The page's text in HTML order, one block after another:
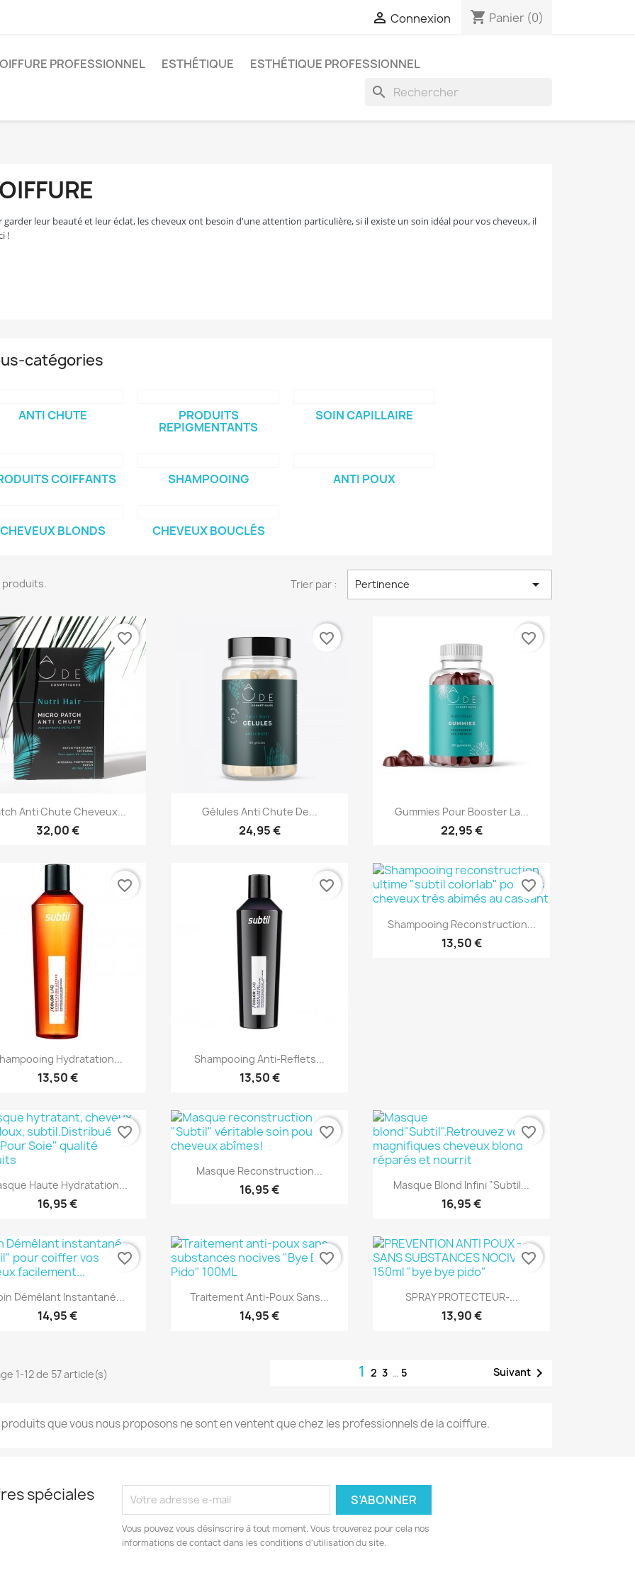
 Connexion shopping_cart Panier (0)
PROFESSIONNEL ESTHÉTIQUE ESTHÉTIQUE PROFESSIONNEL
search
garder leur beauté et leur éclat, les cheveux ont besoin d'une attention particulière, si il existe un soin idéal pour vos cheveux, il
!
catégories
ANTI CHUTE PRODUITS
REPIGMENTANTS
SOIN CAPILLAIRE
COIFFANTS SHAMPOOING ANTI POUX
CHEVEUX BLONDS CHEVEUX BOUCLÉS
produits. Trier par : Pertinence 
Aperçu rapide
Anti Chute Cheveux...
32,00 €
favorite_border
Aperçu rapide
Gélules Anti Chute De...
24,95 €
favorite_border
Aperçu rapide
Gummies Pour Booster La...
22,95 €
favorite_border
Aperçu rapide
Hydratation...
13,50 €
favorite_border
Aperçu rapide
Shampooing Anti-Reflets...
13,50 €
favorite_border
Aperçu rapide
Shampooing Reconstruction...
13,50 €
favorite_border
Aperçu rapide
Haute Hydratation...
16,95 €
favorite_border
Aperçu rapide
Masque Reconstruction...
16,95 €
favorite_border
Aperçu rapide
Masque Blond Infini "Subtil...
16,95 €
favorite_border
Aperçu rapide
Démêlant Instantané...
14,95 €
favorite_border
Aperçu rapide
Traitement Anti-Poux Sans...
14,95 €
favorite_border
Aperçu rapide
SPRAY PROTECTEUR-...
13,90 €
favorite_border
1-12 de 57 article(s) 123 … 5 Suivant
produits que vous nous proposons ne sont en ventent que chez les professionnels de la coiffure.
spéciales
Vous pouvez vous désinscrire à tout moment. Vous trouverez pour cela nos
informations de contact dans les conditions d'utilisation du site.